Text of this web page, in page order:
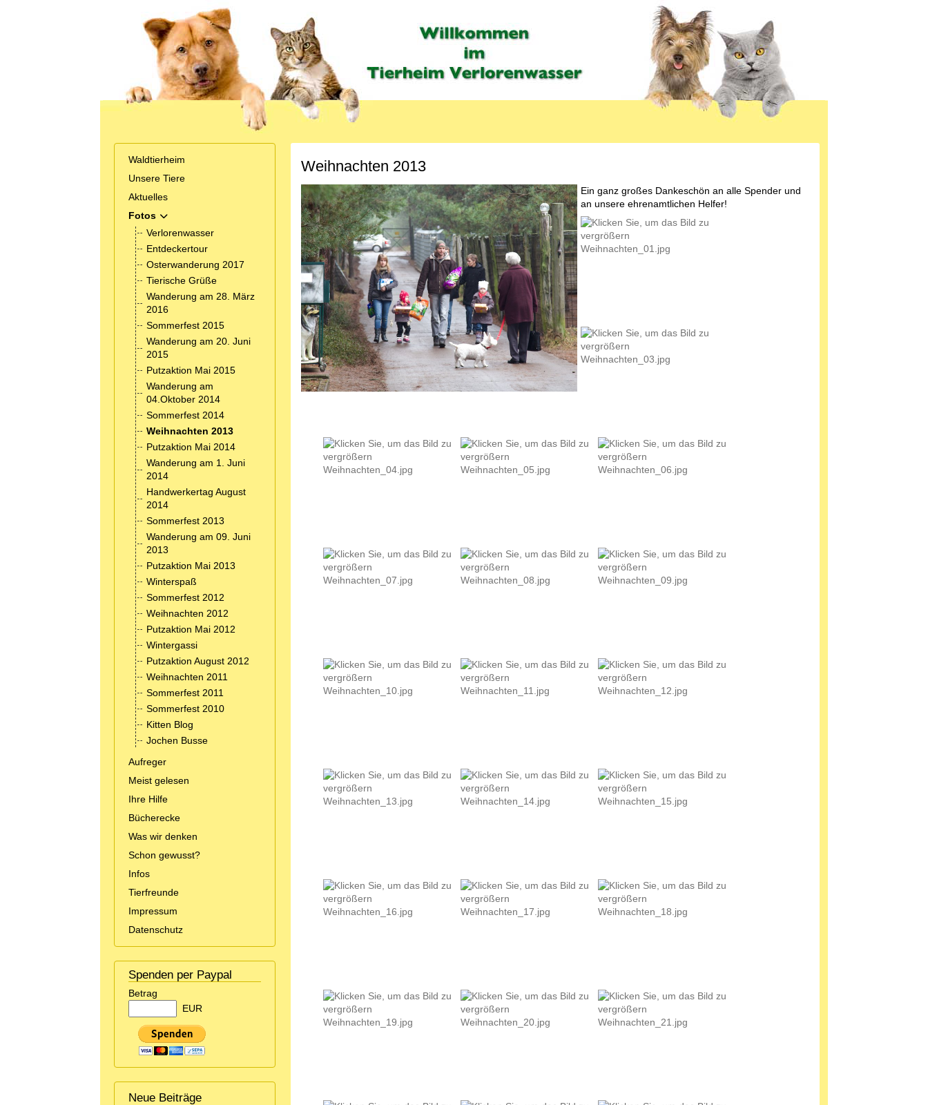
Waldtierheim
Unsere Tiere
Aktuelles
Fotos
MOD_MENU_TOGGLE_SUBMENU_LABEL
Verlorenwasser
Entdeckertour
Osterwanderung 2017
Tierische Grüße
Wanderung am 28. März
2016
Sommerfest 2015
Wanderung am 20. Juni
2015
Putzaktion Mai 2015
Wanderung am
04.Oktober 2014
Sommerfest 2014
Weihnachten 2013
Putzaktion Mai 2014
Wanderung am 1. Juni
2014
Handwerkertag August
2014
Sommerfest 2013
Wanderung am 09. Juni
2013
Putzaktion Mai 2013
Winterspaß
Sommerfest 2012
Weihnachten 2012
Putzaktion Mai 2012
Wintergassi
Putzaktion August 2012
Weihnachten 2011
Sommerfest 2011
Sommerfest 2010
Kitten Blog
Jochen Busse
Aufreger
Meist gelesen
Ihre Hilfe
Bücherecke
Was wir denken
Schon gewusst?
Infos
Tierfreunde
Impressum
Datenschutz
Spenden per Paypal
Betrag
EUR
Neue Beiträge
Weihnachten 2013
Ein ganz großes Dankeschön an alle Spender und
an unsere ehrenamtlichen Helfer!